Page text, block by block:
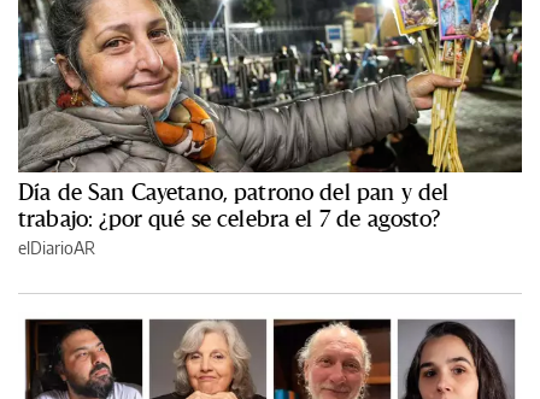
Día de San Cayetano, patrono del pan y del
trabajo: ¿por qué se celebra el 7 de agosto?
elDiarioAR